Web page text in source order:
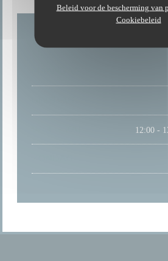
Beleid voor de bescherming van
Cookiebeleid
12:00 -